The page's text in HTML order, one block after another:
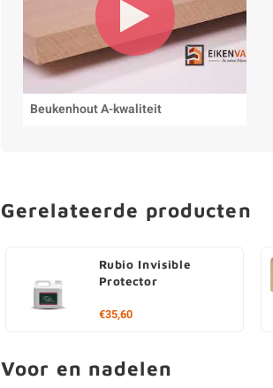
Beukenhout A-kwaliteit
Gerelateerde producten
Rubio Invisible
Protector
€35,60
Voor en nadelen